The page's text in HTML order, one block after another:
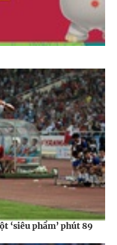
‘siêu phẩm’ phút 89